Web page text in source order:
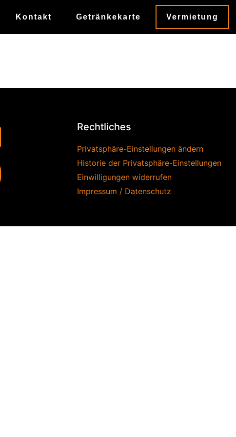
Kontakt Getränkekarte Vermietung
Rechtliches
Privatsphäre-Einstellungen ändern
Historie der Privatsphäre-Einstellungen
Einwilligungen widerrufen
Impressum / Datenschutz